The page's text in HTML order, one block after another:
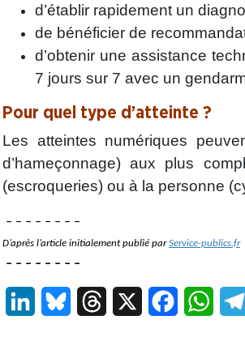
d’établir rapidement un
de bénéficier de
d’obtenir une assistance
7 jours sur 7 avec un
Pour quel type d’atteinte ?
Les atteintes numériques
d’hameçonnage) aux plus
(escroqueries) ou à la personne
– – – – – – – –
D’après l’article initialement publié parService-publics.fr
– – – – – – – –
LinkedInBluesky Threads Facebook